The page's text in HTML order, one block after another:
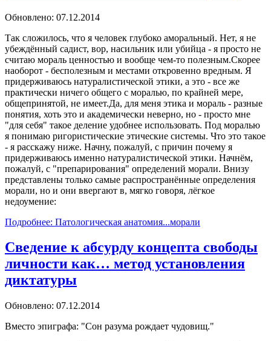
Обновлено: 07.12.2014
Так сложилось, что я человек глубоко аморальный. Нет, я не
убеждённый садист, вор, насильник или убийца - я просто не
считаю мораль ценностью и вообще чем-то полезным.Скорее
наоборот - бесполезным и местами откровенно вредным. Я
придерживаюсь натуралистической этики, а это - все же
практически ничего общего с моралью, по крайней мере,
общепринятой, не имеет.Да, для меня этика и мораль - разные
понятия, хоть это и академически неверно, но - просто мне
"для себя" такое деление удобнее использовать. Под моралью
я понимаю ригористические этические системы. Что это такое
- я расскажу ниже. Начну, пожалуй, с причин почему я
придерживаюсь именно натуралистической этики. Начнём,
пожалуй, с "препарирования" определений морали. Внизу
представлены только самые распространённые определения
морали, но и они ввергают в, мягко говоря, лёгкое
недоумение:
Подробнее: Патологическая анатомия...морали
Сведение к абсурду концепта свободы
личности как… метод установления
диктатуры
Обновлено: 07.12.2014
Вместо эпиграфа: "Сон разума рождает чудовищ."